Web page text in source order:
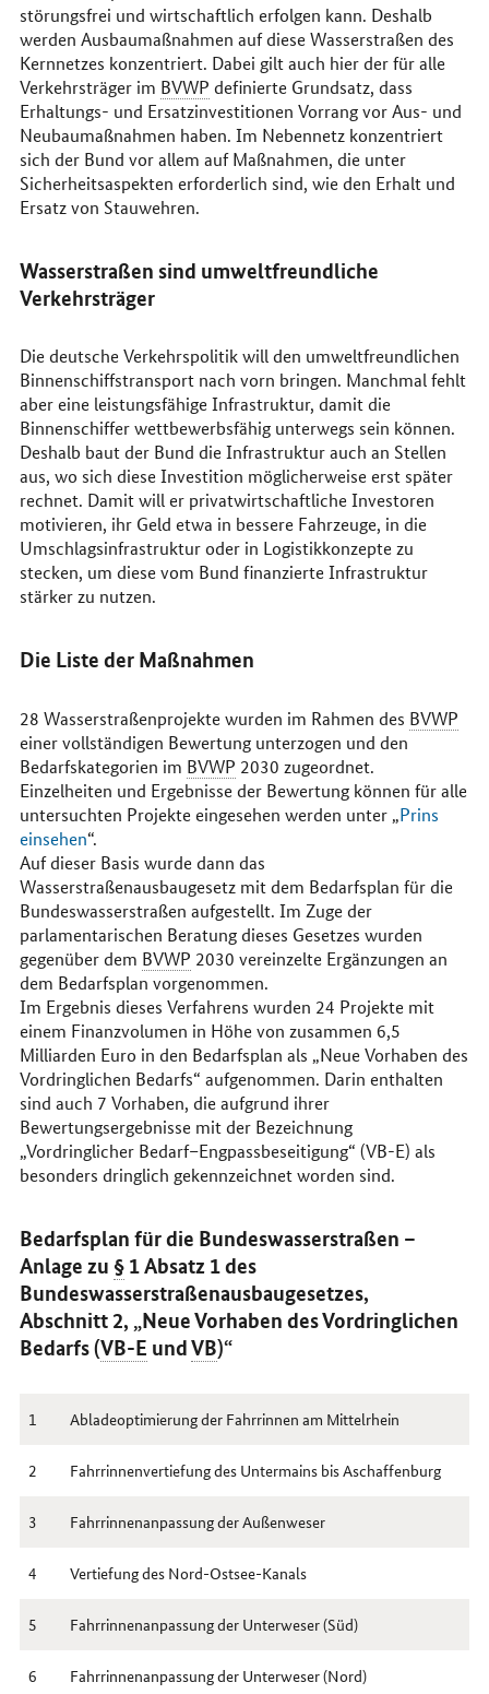
störungsfrei und wirtschaftlich erfolgen kann. Deshalb
werden Ausbaumaßnahmen auf diese Wasserstraßen des
Kernnetzes konzentriert. Dabei gilt auch hier der für alle
Verkehrsträger im BVWP definierte Grundsatz, dass
Erhaltungs- und Ersatzinvestitionen Vorrang vor Aus- und
Neubaumaßnahmen haben. Im Nebennetz konzentriert
sich der Bund vor allem auf Maßnahmen, die unter
Sicherheitsaspekten erforderlich sind, wie den Erhalt und
Ersatz von Stauwehren.
Wasserstraßen sind umweltfreundliche
Verkehrsträger
Die deutsche Verkehrspolitik will den umweltfreundlichen
Binnenschiffstransport nach vorn bringen. Manchmal fehlt
aber eine leistungsfähige Infrastruktur, damit die
Binnenschiffer wettbewerbsfähig unterwegs sein können.
Deshalb baut der Bund die Infrastruktur auch an Stellen
aus, wo sich diese Investition möglicherweise erst später
rechnet. Damit will er privatwirtschaftliche Investoren
motivieren, ihr Geld etwa in bessere Fahrzeuge, in die
Umschlagsinfrastruktur oder in Logistikkonzepte zu
stecken, um diese vom Bund finanzierte Infrastruktur
stärker zu nutzen.
Die Liste der Maßnahmen
28 Wasserstraßenprojekte wurden im Rahmen des BVWP
einer vollständigen Bewertung unterzogen und den
Bedarfskategorien im BVWP 2030 zugeordnet.
Einzelheiten und Ergebnisse der Bewertung können für alle
untersuchten Projekte eingesehen werden unter „Prins
einsehen“.
Auf dieser Basis wurde dann das
Wasserstraßenausbaugesetz mit dem Bedarfsplan für die
Bundeswasserstraßen aufgestellt. Im Zuge der
parlamentarischen Beratung dieses Gesetzes wurden
gegenüber dem BVWP 2030 vereinzelte Ergänzungen an
dem Bedarfsplan vorgenommen.
Im Ergebnis dieses Verfahrens wurden 24 Projekte mit
einem Finanzvolumen in Höhe von zusammen 6,5
Milliarden Euro in den Bedarfsplan als „Neue Vorhaben des
Vordringlichen Bedarfs“ aufgenommen. Darin enthalten
sind auch 7 Vorhaben, die aufgrund ihrer
Bewertungsergebnisse mit der Bezeichnung
„Vordringlicher Bedarf–Engpassbeseitigung“ (VB-E) als
besonders dringlich gekennzeichnet worden sind.
Bedarfsplan für die Bundeswasserstraßen –
Anlage zu §1 Absatz 1 des
Bundeswasserstraßenausbaugesetzes,
Abschnitt 2, „Neue Vorhaben des Vordringlichen
Bedarfs (VB-E undVB)“
1 Abladeoptimierung der Fahrrinnen am Mittelrhein
2 Fahrrinnenvertiefung des Untermains bis Aschaffenburg
3 Fahrrinnenanpassung der Außenweser
4 Vertiefung des Nord-Ostsee-Kanals
5 Fahrrinnenanpassung der Unterweser (Süd)
6 Fahrrinnenanpassung der Unterweser (Nord)